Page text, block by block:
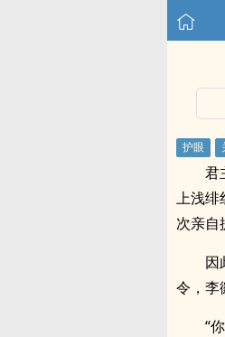
君
上浅绯
次亲自
因
令，李
“